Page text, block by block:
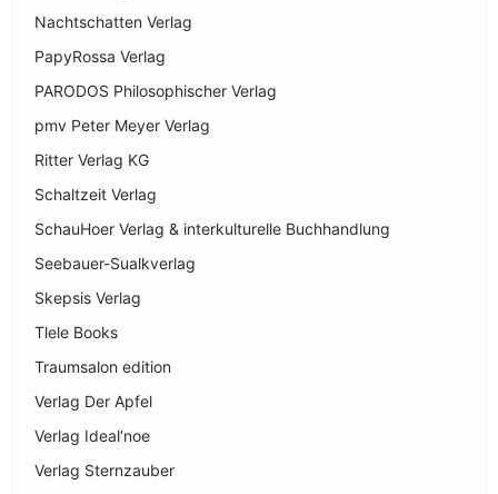
Nachtschatten Verlag
PapyRossa Verlag
PARODOS Philosophischer Verlag
pmv Peter Meyer Verlag
Ritter Verlag KG
Schaltzeit Verlag
SchauHoer Verlag & interkulturelle Buchhandlung
Seebauer-Sualkverlag
Skepsis Verlag
Tlele Books
Traumsalon edition
Verlag Der Apfel
Verlag Ideal‘noe
Verlag Sternzauber